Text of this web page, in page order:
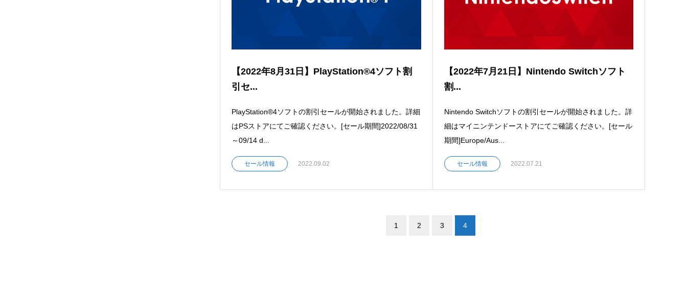
【2022年8月31日】PlayStation®4ソフト割
引セ...
PlayStation®4ソフトの割引セールが開始されました。詳細
はPSストアにてご確認ください。[セール期間]2022/08/31
～09/14 d...
セール情報 2022.09.02
【2022年7月21日】Nintendo Switchソフト
割...
Nintendo Switchソフトの割引セールが開始されました。詳
細はマイニンテンドーストアにてご確認ください。[セール
期間]Europe/Aus...
セール情報 2022.07.21
1 2 3 4